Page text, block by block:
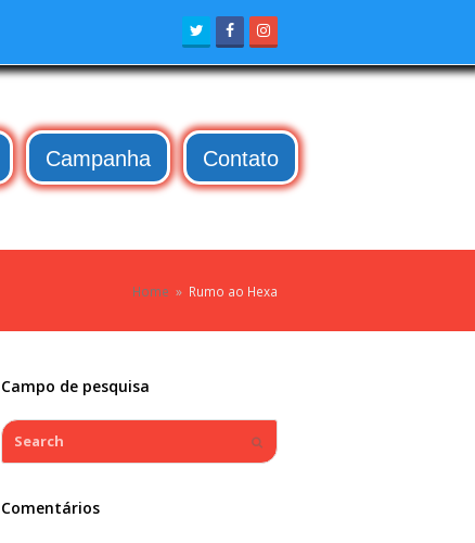
TwitterFacebook
Campanha Contato
Home » Rumo ao Hexa
Campo de pesquisa
Search
Comentários